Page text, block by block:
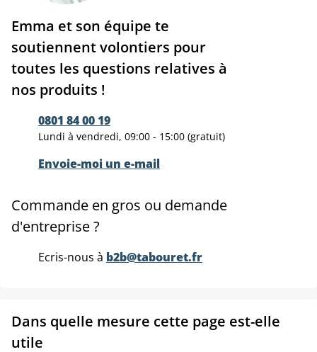
Emma et son équipe te
soutiennent volontiers pour
toutes les questions relatives à
nos produits !
0801 84 00 19
Lundi à vendredi, 09:00 - 15:00 (gratuit)
Envoie-moi un e-mail
Commande en gros ou demande
d'entreprise ?
Ecris-nous à b2b@tabouret.fr
Dans quelle mesure cette page est-elle
utile